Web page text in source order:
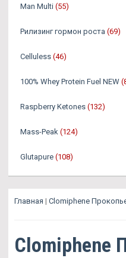
Man Multi (55)
Рилизинг гормон роста (69)
Celluless (46)
100% Whey Protein Fuel NEW
Raspberry Ketones (132)
Mass-Peak (124)
Glutapure (108)
Главная | Clomiphene
Clomiphene